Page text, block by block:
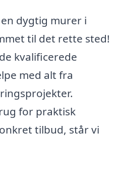
dygtig murer i
til det rette sted!
kvalificerede
med alt fra
for praktisk
tilbud, står vi